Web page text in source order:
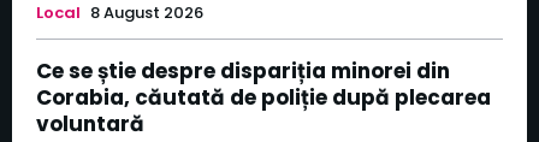
Local 8 August 2026
Ce se știe despre dispariția minorei din
Corabia, căutată de poliție după plecarea
voluntară